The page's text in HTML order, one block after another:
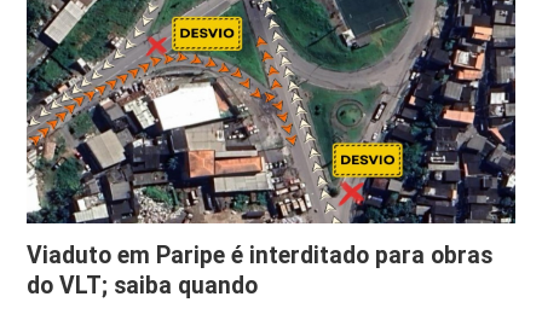
Viaduto em Paripe é interditado para obras
do VLT; saiba quando